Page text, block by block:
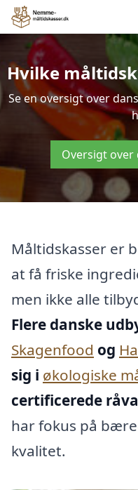
Hvilke
Se en oversigt over
Oversigt over
Måltidskasser er
at få friske
men ikke alle
Flere danske
Skagenfood og
sig i økologiske
certificerede
har fokus på
kvalitet.